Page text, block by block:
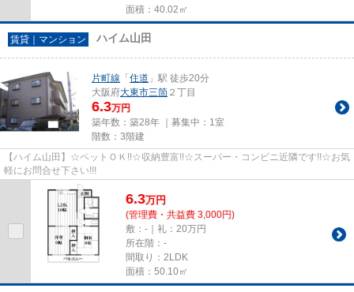
面積：40.02㎡
賃貸｜マンション ハイム山田
片町線 「 住道 」駅 徒歩20分
大阪府大東市三箇 ２丁目
6.3万円
築年数：築28年 ｜募集中： 1室
階数：3階建
【ハイム山田】☆ペットＯＫ!!☆収納豊富!!☆スーパー・コンビニ近隣です!!☆お気
軽にお問合せ下さい!!!
6.3万円
(管理費・共益費 3,000円)
敷：-｜礼：20万円
所在階：-
間取り：2LDK
面積：50.10㎡